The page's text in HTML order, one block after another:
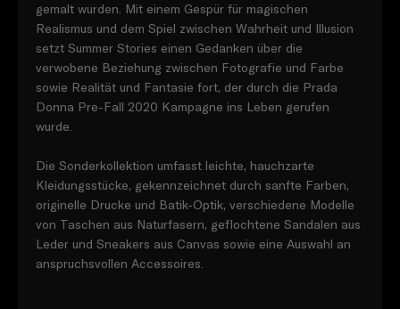
gemalt wurden. Mit einem Gespür für magischen
Realismus und dem Spiel zwischen Wahrheit und Illusion
setzt Summer Stories einen Gedanken über die
verwobene Beziehung zwischen Fotografie und Farbe
sowie Realität und Fantasie fort, der durch die Prada
Donna Pre-Fall 2020 Kampagne ins Leben gerufen
wurde.
Die Sonderkollektion umfasst leichte, hauchzarte
Kleidungsstücke, gekennzeichnet durch sanfte Farben,
originelle Drucke und Batik-Optik, verschiedene Modelle
von Taschen aus Naturfasern, geflochtene Sandalen aus
Leder und Sneakers aus Canvas sowie eine Auswahl an
anspruchsvollen Accessoires.